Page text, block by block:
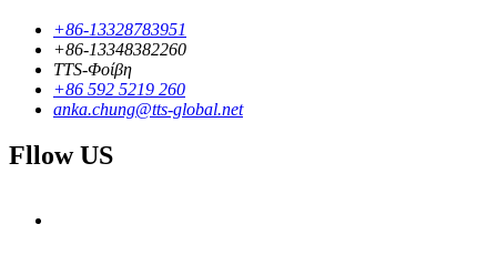
+86-13328783951
+86-13348382260
TTS-Φοίβη
+86 592 5219 260
anka.chung@tts-global.net
Fllow US